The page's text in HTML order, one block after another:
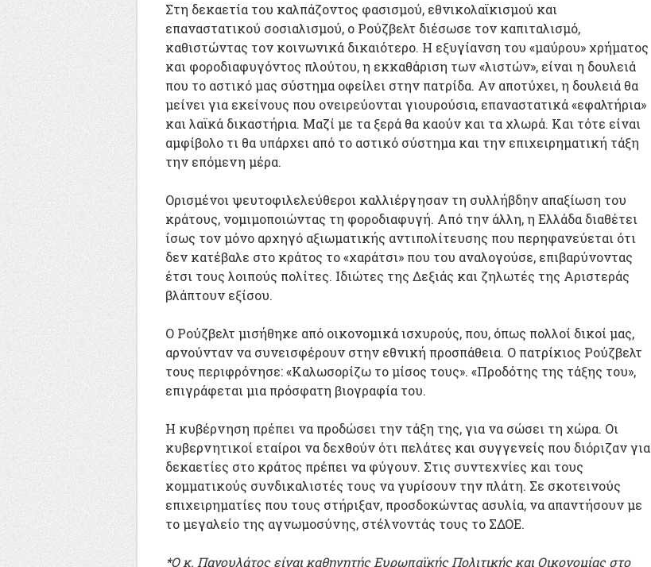
Στη δεκαετία του καλπάζοντος φασισμού, εθνικολαϊκισμού και
επαναστατικού σοσιαλισμού, ο Ρούζβελτ διέσωσε τον καπιταλισμό,
καθιστώντας τον κοινωνικά δικαιότερο. Η εξυγίανση του «μαύρου» χρήματος
και φοροδιαφυγόντος πλούτου, η εκκαθάριση των «λιστών», είναι η δουλειά
που το αστικό μας σύστημα οφείλει στην πατρίδα. Αν αποτύχει, η δουλειά θα
μείνει για εκείνους που ονειρεύονται γιουρούσια, επαναστατικά «εφαλτήρια»
και λαϊκά δικαστήρια. Μαζί με τα ξερά θα καούν και τα χλωρά. Και τότε είναι
αμφίβολο τι θα υπάρχει από το αστικό σύστημα και την επιχειρηματική τάξη
την επόμενη μέρα.
Ορισμένοι ψευτοφιλελεύθεροι καλλιέργησαν τη συλλήβδην απαξίωση του
κράτους, νομιμοποιώντας τη φοροδιαφυγή. Από την άλλη, η Ελλάδα διαθέτει
ίσως τον μόνο αρχηγό αξιωματικής αντιπολίτευσης που περηφανεύεται ότι
δεν κατέβαλε στο κράτος το «χαράτσι» που του αναλογούσε, επιβαρύνοντας
έτσι τους λοιπούς πολίτες. Ιδιώτες της Δεξιάς και ζηλωτές της Αριστεράς
βλάπτουν εξίσου.
Ο Ρούζβελτ μισήθηκε από οικονομικά ισχυρούς, που, όπως πολλοί δικοί μας,
αρνούνταν να συνεισφέρουν στην εθνική προσπάθεια. Ο πατρίκιος Ρούζβελτ
τους περιφρόνησε: «Καλωσορίζω το μίσος τους». «Προδότης της τάξης του»,
επιγράφεται μια πρόσφατη βιογραφία του.
Η κυβέρνηση πρέπει να προδώσει την τάξη της, για να σώσει τη χώρα. Οι
κυβερνητικοί εταίροι να δεχθούν ότι πελάτες και συγγενείς που διόριζαν για
δεκαετίες στο κράτος πρέπει να φύγουν. Στις συντεχνίες και τους
κομματικούς συνδικαλιστές τους να γυρίσουν την πλάτη. Σε σκοτεινούς
επιχειρηματίες που τους στήριξαν, προσδοκώντας ασυλία, να απαντήσουν με
το μεγαλείο της αγνωμοσύνης, στέλνοντάς τους το ΣΔΟΕ.
*Ο κ. Παγουλάτος είναι καθηγητής Ευρωπαϊκής Πολιτικής και Οικονομίας στο